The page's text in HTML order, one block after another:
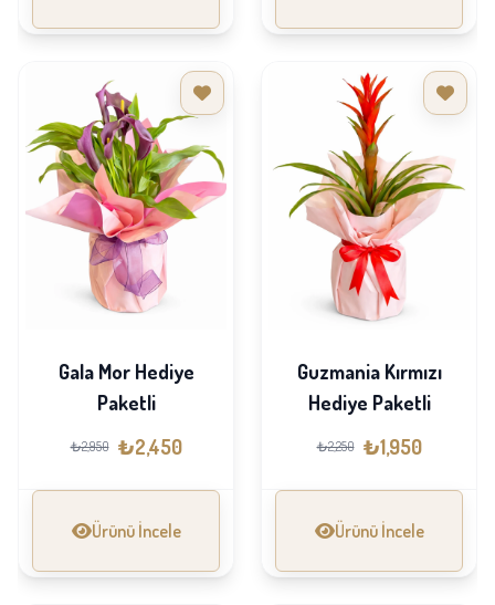
Gala Mor Hediye
Paketli
₺2,950 ₺2,450
Ürünü İncele
Guzmania Kırmızı
Hediye Paketli
₺2,250 ₺1,950
Ürünü İncele